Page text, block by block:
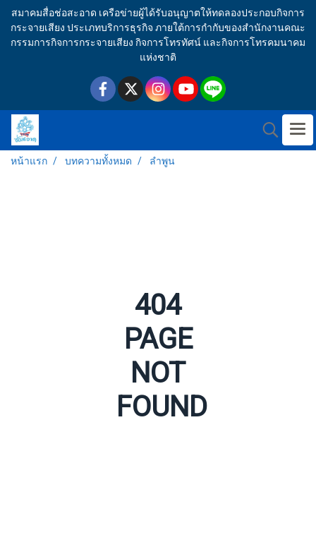
สมาคมสื่อช่อสะอาด เครือข่ายผู้ได้รับอนุญาตให้ทดลองประกอบกิจการ
กระจายเสียง ประเภทบริการธุรกิจ ภายใต้การกำกับของสำนักงานคณะ
กรรมการกิจการกระจายเสียง กิจการโทรทัศน์ และกิจการโทรคมนาคม
แห่งชาติ
หน้าแรก บทความทั้งหมด ลำพูน
404
PAGE
NOT
FOUND